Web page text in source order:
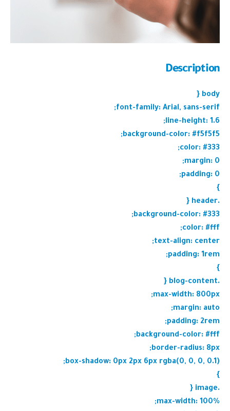
Description
body {
font-family: Arial, sans-serif;
line-height: 1.6;
background-color: #f5f5f5;
color: #333;
margin: 0;
padding: 0;
}
.header {
background-color: #333;
color: #fff;
text-align: center;
padding: 1rem;
}
.blog-content {
max-width: 800px;
margin: auto;
padding: 2rem;
background-color: #fff;
border-radius: 8px;
box-shadow: 0px 2px 6px rgba(0, 0, 0, 0.1);
}
.image {
max-width: 100%;